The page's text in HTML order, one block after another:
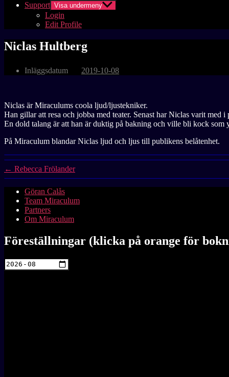
Support Visa undermeny
Login
Edit Profile
Niclas Hultberg
Inläggsdatum 2019-10-08
Niclas är Miraculums coola ljud/ljustekniker.
Han gillar att resa och jobba med teater. Senast har Niclas varit med
En dold talang är att han är duktig på bakning och ville bli kock som
På Miraculum blandar Niclas ljud och ljus till publikens belåtenhet.
← Rebecca Frölander
Göran Calås
Team Miraculum
Partners
Om Miraculum
Föreställningar (klicka på orange för